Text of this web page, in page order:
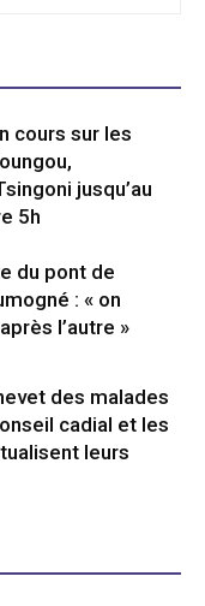
cours sur les
jusqu’au
5h
du pont de
: « on
l’autre »
des malades
cadial et les
leurs